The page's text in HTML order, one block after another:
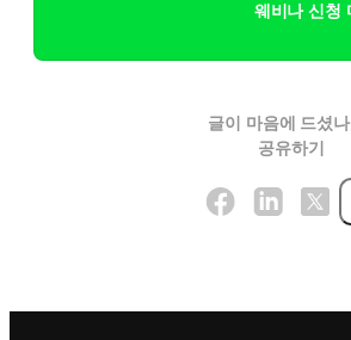
웨비나 신청
글이 마음에 드셨
공유하기